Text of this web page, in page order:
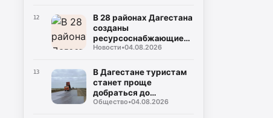
12
В 28 районах Дагестана
созданы
ресурсоснабжающие
организации по
Новости•04.08.2026
13
В Дагестане туристам
станет проще
добраться до
Аграханского
Общество•04.08.2026